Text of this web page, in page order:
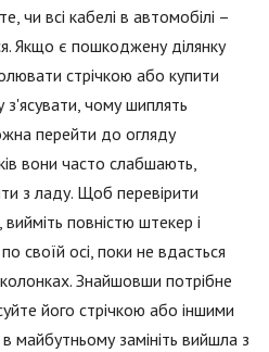
чи всі кабелі в автомобілі –
Якщо є пошкоджену ділянку
стрічкою або купити
з'ясувати, чому шиплять
перейти до огляду
вони часто слабшають,
з ладу. Щоб перевірити
повністю штекер і
своїй осі, поки не вдасться
Знайшовши потрібне
його стрічкою або іншими
майбутньому замініть вийшла з